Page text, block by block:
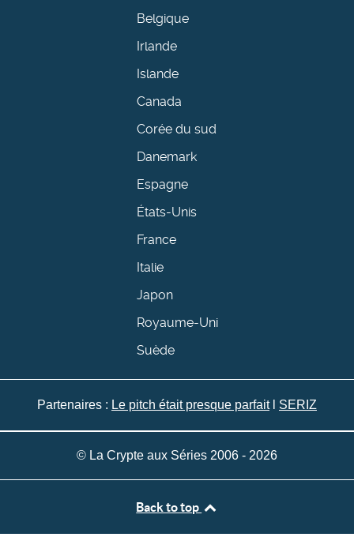
Belgique
Irlande
Islande
Canada
Corée du sud
Danemark
Espagne
États-Unis
France
Italie
Japon
Royaume-Uni
Suède
Partenaires : Le pitch était presque parfaitl SERIZ
© La Crypte aux Séries 2006 - 2026
Back to top